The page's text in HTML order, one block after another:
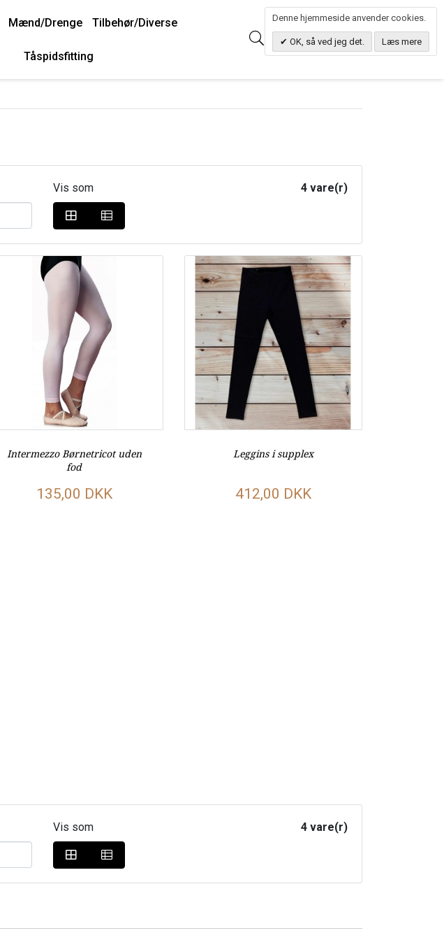
Mænd/Drenge Tilbehør/Diverse
Tåspidsfitting
Søg 0.00 DKK
Vis som 4 vare(r)
Intermezzo Børnetricot uden
fod
135,00 DKK
Leggins i supplex
412,00 DKK
Vis som 4 vare(r)
Denne hjemmeside anvender cookies.
OK, så ved jeg det. Læs mere